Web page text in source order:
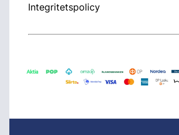
Integritetspolicy